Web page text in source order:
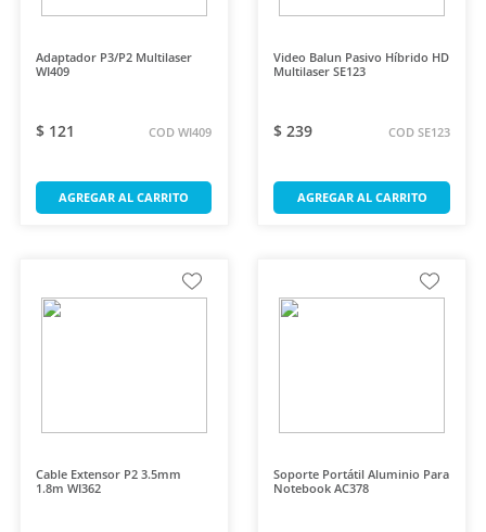
Adaptador P3/P2 Multilaser
WI409
$ 121 COD WI409
AGREGAR AL CARRITO
Video Balun Pasivo Híbrido HD
Multilaser SE123
$ 239 COD SE123
AGREGAR AL CARRITO
Cable Extensor P2 3.5mm
1.8m WI362
Soporte Portátil Aluminio Para
Notebook AC378